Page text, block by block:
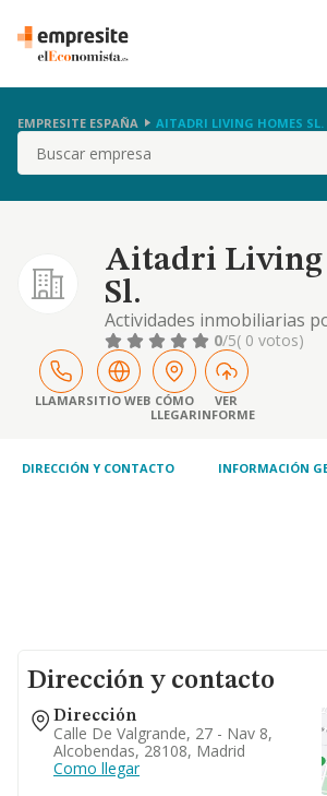
EMPRESITE ESPAÑA AITADRI LIVING HOMES SL.
Buscar
Aitadri Living
Sl.
Actividades inmobiliarias
terceros. las actividades
objeto social podrán ser
sociedad total o
indirecto, mediante la
o de participaciones en
0/5( 0 votos)
LLAMARSITIO WEB CÓMO
LLEGAR
VER
INFORME
DIRECCIÓN Y CONTACTO INFORMACIÓN
Dirección y contacto
Dirección
Calle De Valgrande, 27 - Nav 8,
Alcobendas, 28108, Madrid
Como llegar